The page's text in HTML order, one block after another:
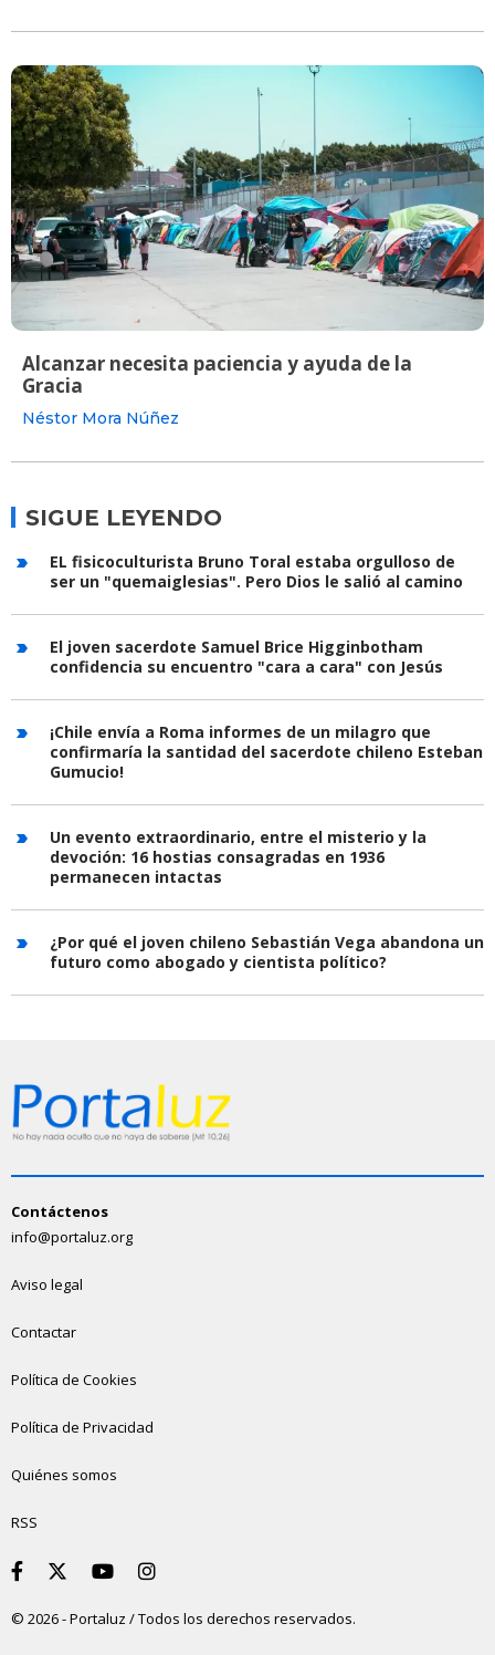
Alcanzar necesita paciencia y ayuda de la
Gracia
Néstor Mora Núñez
SIGUE LEYENDO
EL fisicoculturista Bruno Toral estaba orgulloso de
ser un "quemaiglesias". Pero Dios le salió al camino
El joven sacerdote Samuel Brice Higginbotham
confidencia su encuentro "cara a cara" con Jesús
¡Chile envía a Roma informes de un milagro que
confirmaría la santidad del sacerdote chileno Esteban
Gumucio!
Un evento extraordinario, entre el misterio y la
devoción: 16 hostias consagradas en 1936
permanecen intactas
¿Por qué el joven chileno Sebastián Vega abandona un
futuro como abogado y cientista político?
Contáctenos
info@portaluz.org
Aviso legal
Contactar
Política de Cookies
Política de Privacidad
Quiénes somos
RSS
© 2026 - Portaluz / Todos los derechos reservados.